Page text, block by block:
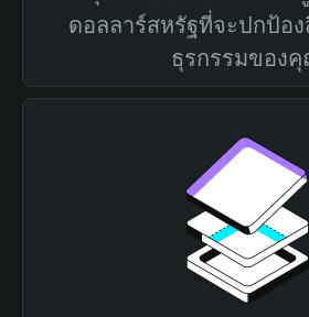
ดอลลาร์สหรัฐที่จะปกป้อ
ธุรกรรมของ